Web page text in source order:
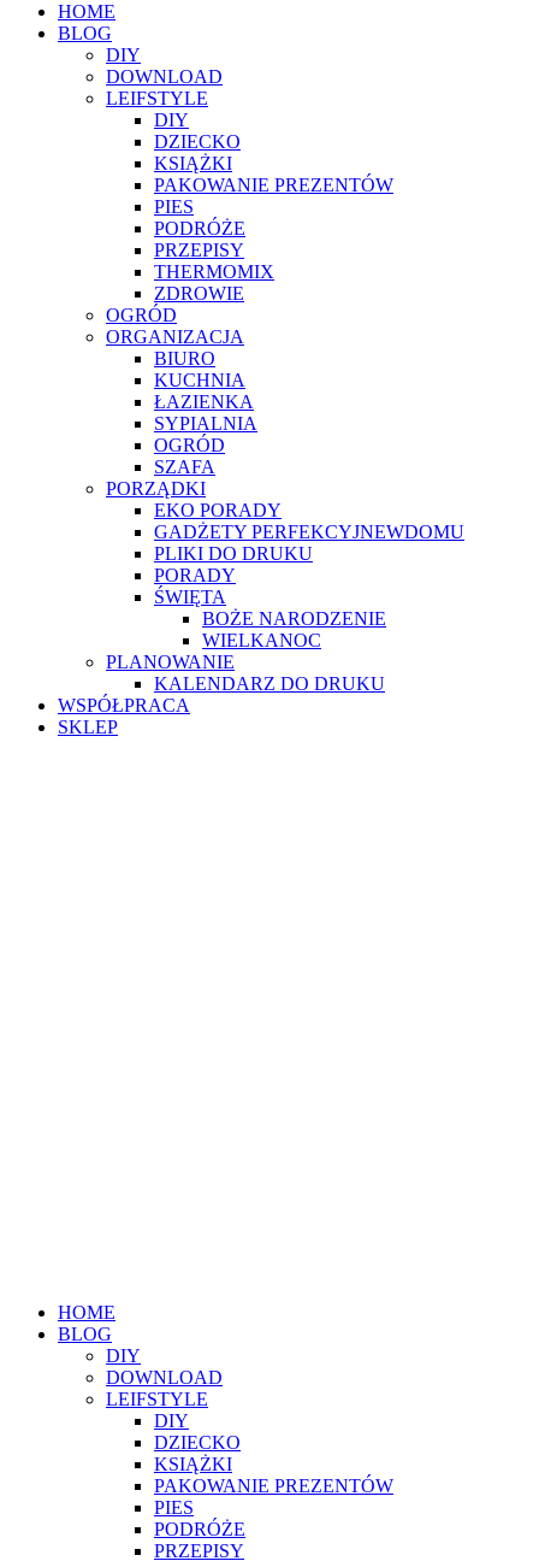
HOME
BLOG
DIY
DOWNLOAD
LEIFSTYLE
DIY
DZIECKO
KSIĄŻKI
PAKOWANIE PREZENTÓW
PIES
PODRÓŻE
PRZEPISY
THERMOMIX
ZDROWIE
OGRÓD
ORGANIZACJA
BIURO
KUCHNIA
ŁAZIENKA
SYPIALNIA
OGRÓD
SZAFA
PORZĄDKI
EKO PORADY
GADŻETY PERFEKCYJNEWDOMU
PLIKI DO DRUKU
PORADY
ŚWIĘTA
BOŻE NARODZENIE
WIELKANOC
PLANOWANIE
KALENDARZ DO DRUKU
WSPÓŁPRACA
SKLEP
HOME
BLOG
DIY
DOWNLOAD
LEIFSTYLE
DIY
DZIECKO
KSIĄŻKI
PAKOWANIE PREZENTÓW
PIES
PODRÓŻE
PRZEPISY